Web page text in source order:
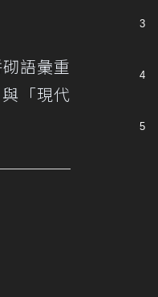
語彙重
「現代